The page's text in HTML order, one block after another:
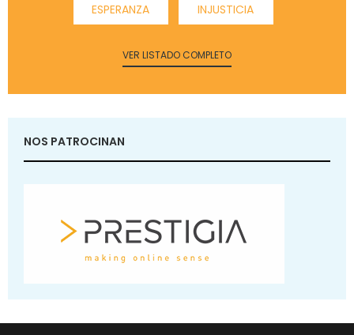
ESPERANZA INJUSTICIA
VER LISTADO COMPLETO
NOS PATROCINAN